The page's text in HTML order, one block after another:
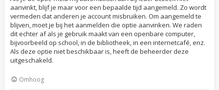
aanvinkt, blijf je maar voor een bepaalde tijd aangemeld. Zo wordt
vermeden dat anderen je account misbruiken. Om aangemeld te
blijven, moet je bij het aanmelden die optie aanvinken. We raden
dit echter af als je gebruik maakt van een openbare computer,
bijvoorbeeld op school, in de bibliotheek, in een internetcafé, enz.
Als deze optie niet beschikbaar is, heeft de beheerder deze
uitgeschakeld.
Omhoog